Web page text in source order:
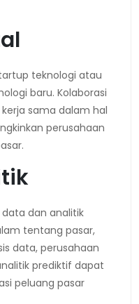
teknologi atau
baru. Kolaborasi
sama dalam hal
perusahaan
dan analitik
tentang pasar,
data, perusahaan
prediktif dapat
peluang pasar